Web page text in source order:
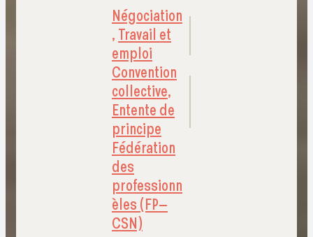
Négociation
,Travail et
emploi
Convention
collective,
Entente de
principe
Fédération
des
professionn
èles (FP–
CSN)